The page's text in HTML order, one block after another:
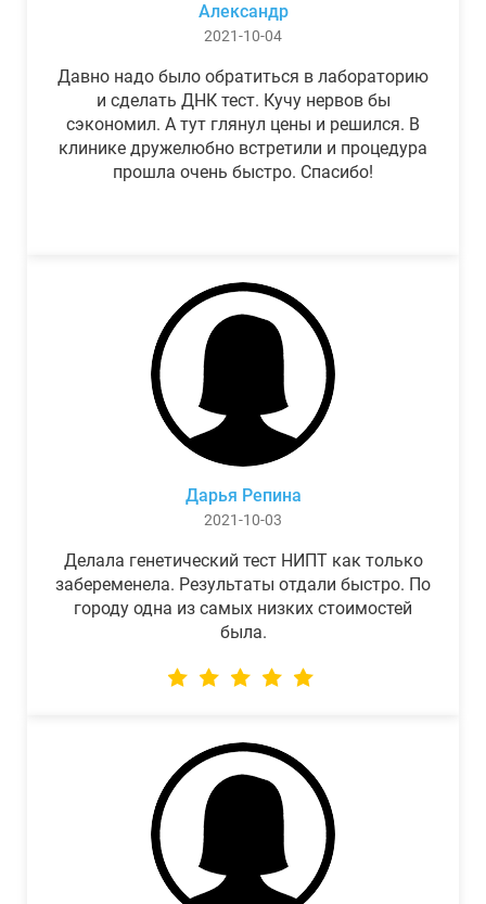
Александр
2021-10-04
Давно надо было обратиться в лабораторию
и сделать ДНК тест. Кучу нервов бы
сэкономил. А тут глянул цены и решился. В
клинике дружелюбно встретили и процедура
прошла очень быстро. Спасибо!
Дарья Репина
2021-10-03
Делала генетический тест НИПТ как только
забеременела. Результаты отдали быстро. По
городу одна из самых низких стоимостей
была.